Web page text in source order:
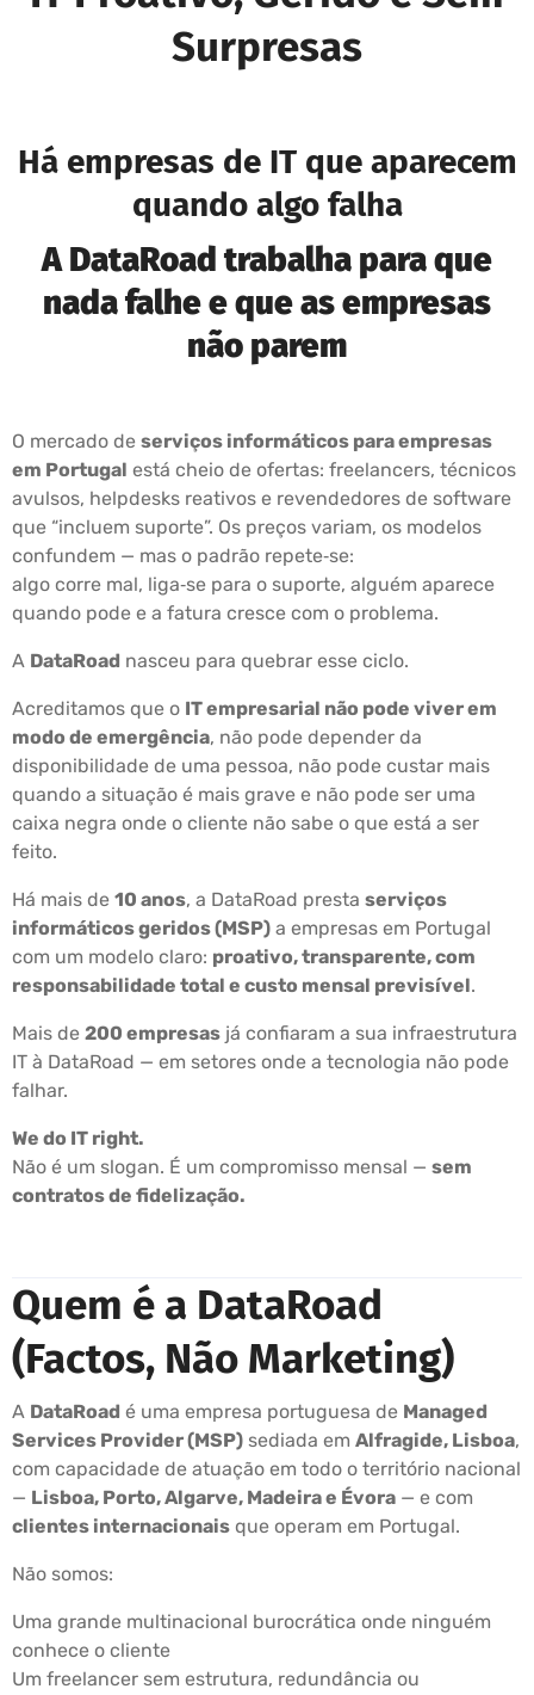
Surpresas
Há empresas de IT que aparecem
quando algo falha
A DataRoad trabalha para que
nada falhe e que as empresas
não parem
O mercado de serviços informáticos para empresas
em Portugal está cheio de ofertas: freelancers, técnicos
avulsos, helpdesks reativos e revendedores de software
que “incluem suporte”. Os preços variam, os modelos
confundem — mas o padrão repete‑se:
algo corre mal, liga‑se para o suporte, alguém aparece
quando pode e a fatura cresce com o problema.
A DataRoad nasceu para quebrar esse ciclo.
Acreditamos que o IT empresarial não pode viver em
modo de emergência, não pode depender da
disponibilidade de uma pessoa, não pode custar mais
quando a situação é mais grave e não pode ser uma
caixa negra onde o cliente não sabe o que está a ser
feito.
Há mais de 10 anos, a DataRoad presta serviços
informáticos geridos (MSP) a empresas em Portugal
com um modelo claro: proativo, transparente, com
responsabilidade total e custo mensal previsível.
Mais de 200 empresas já confiaram a sua infraestrutura
IT à DataRoad — em setores onde a tecnologia não pode
falhar.
We do IT right.
Não é um slogan. É um compromisso mensal — sem
contratos de fidelização.
Quem é a DataRoad
(Factos, Não Marketing)
A DataRoad é uma empresa portuguesa de Managed
Services Provider (MSP) sediada em Alfragide, Lisboa,
com capacidade de atuação em todo o território nacional
— Lisboa, Porto, Algarve, Madeira e Évora — e com
clientes internacionais que operam em Portugal.
Não somos:
Uma grande multinacional burocrática onde ninguém
conhece o cliente
Um freelancer sem estrutura, redundância ou